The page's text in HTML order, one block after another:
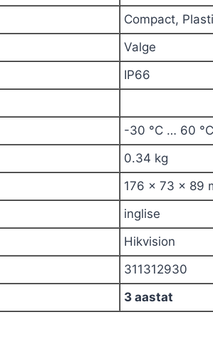
Compact,
Valge
IP66
-30 °C … 60 °C
0.34 kg
176 x 73 x 89
inglise
Hikvision
311312930
3 aastat